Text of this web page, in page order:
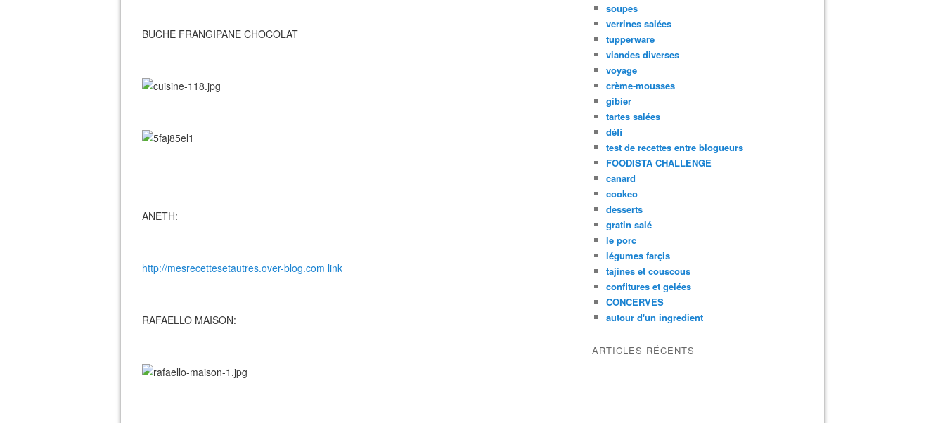
BUCHE FRANGIPANE CHOCOLAT
ANETH:
http://mesrecettesetautres.over-blog.com link
RAFAELLO MAISON:
soupes
verrines salées
tupperware
viandes diverses
voyage
crème-mousses
gibier
tartes salées
défi
test de recettes entre blogueurs
FOODISTA CHALLENGE
canard
cookeo
desserts
gratin salé
le porc
légumes farçis
tajines et couscous
confitures et gelées
CONCERVES
autour d'un ingredient
ARTICLES RÉCENTS